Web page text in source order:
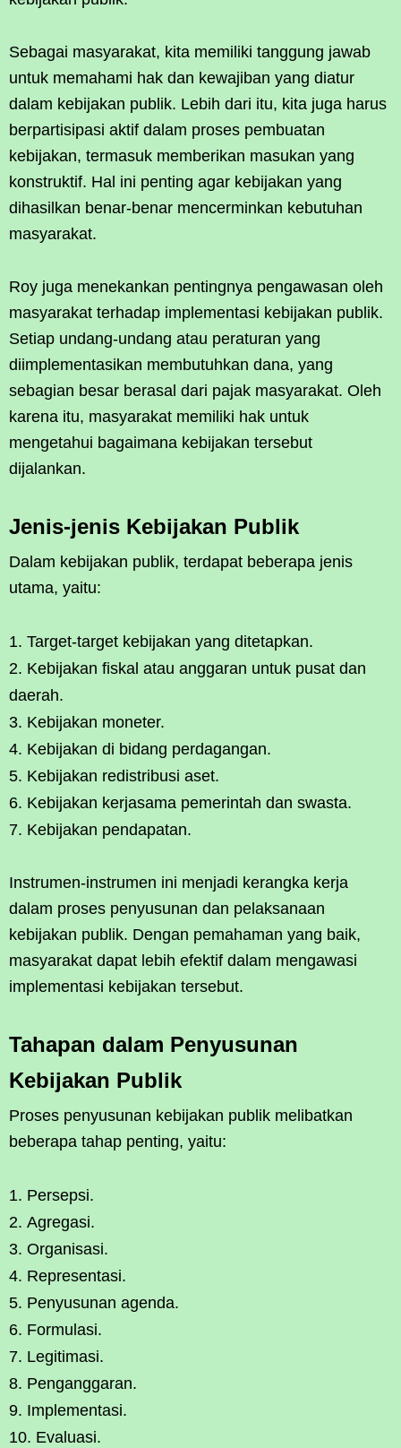
Sebagai masyarakat, kita memiliki tanggung jawab
untuk memahami hak dan kewajiban yang diatur
dalam kebijakan publik. Lebih dari itu, kita juga harus
berpartisipasi aktif dalam proses pembuatan
kebijakan, termasuk memberikan masukan yang
konstruktif. Hal ini penting agar kebijakan yang
dihasilkan benar-benar mencerminkan kebutuhan
masyarakat.
Roy juga menekankan pentingnya pengawasan oleh
masyarakat terhadap implementasi kebijakan publik.
Setiap undang-undang atau peraturan yang
diimplementasikan membutuhkan dana, yang
sebagian besar berasal dari pajak masyarakat. Oleh
karena itu, masyarakat memiliki hak untuk
mengetahui bagaimana kebijakan tersebut
dijalankan.
Jenis-jenis Kebijakan Publik
Dalam kebijakan publik, terdapat beberapa jenis
utama, yaitu:
Target-target kebijakan yang ditetapkan.
Kebijakan fiskal atau anggaran untuk pusat dan
daerah.
Kebijakan moneter.
Kebijakan di bidang perdagangan.
Kebijakan redistribusi aset.
Kebijakan kerjasama pemerintah dan swasta.
Kebijakan pendapatan.
Instrumen-instrumen ini menjadi kerangka kerja
dalam proses penyusunan dan pelaksanaan
kebijakan publik. Dengan pemahaman yang baik,
masyarakat dapat lebih efektif dalam mengawasi
implementasi kebijakan tersebut.
Tahapan dalam Penyusunan
Kebijakan Publik
Proses penyusunan kebijakan publik melibatkan
beberapa tahap penting, yaitu:
Persepsi.
Agregasi.
Organisasi.
Representasi.
Penyusunan agenda.
Formulasi.
Legitimasi.
Penganggaran.
Implementasi.
Evaluasi.